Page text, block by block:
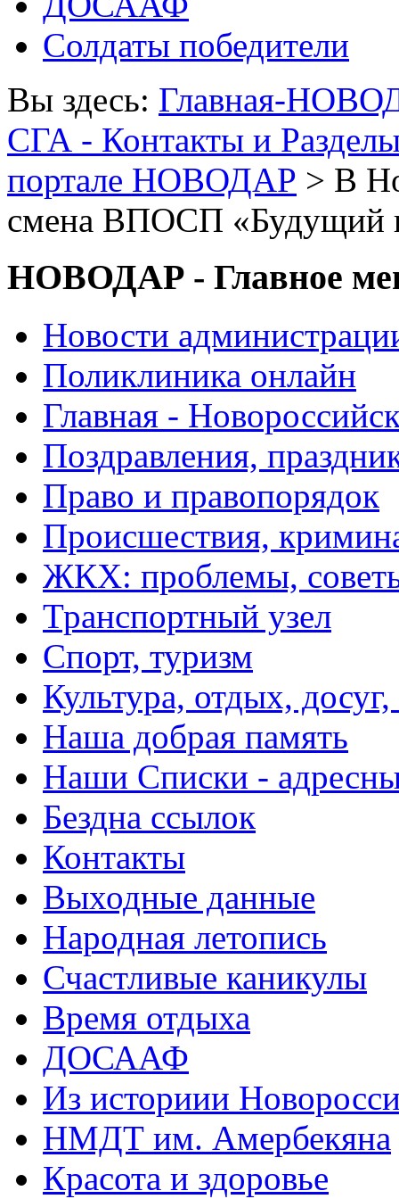
Солдаты победители
Вы здесь: Главная-
СГА - Контакты и
портале НОВОДАР > В
смена ВПОСП «Будущий
НОВОДАР - Главное
Новости
Поликлиника онлайн
Главная -
Поздравления,
Право и правопорядок
Происшествия,
ЖКХ: проблемы,
Транспортный узел
Спорт, туризм
Культура, отдых,
Наша добрая память
Наши Списки -
Бездна ссылок
Контакты
Выходные данные
Народная летопись
Счастливые каникулы
Время отдыха
ДОСААФ
Из историии
НМДТ им. Амербекяна
Красота и здоровье